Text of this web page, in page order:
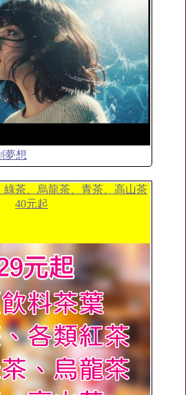
夢想
綠茶、烏龍茶、青茶、高山茶
40元起